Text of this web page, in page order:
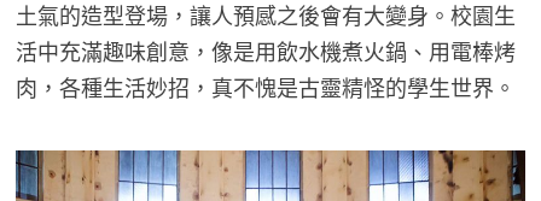
土氣的造型登場，讓人預感之後會有大變身。校園生
活中充滿趣味創意，像是用飲水機煮火鍋、用電棒烤
肉，各種生活妙招，真不愧是古靈精怪的學生世界。